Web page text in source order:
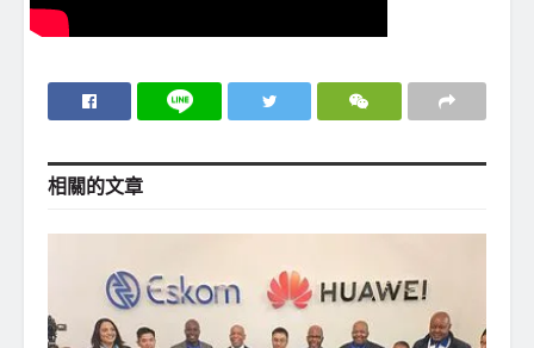
相關的文章